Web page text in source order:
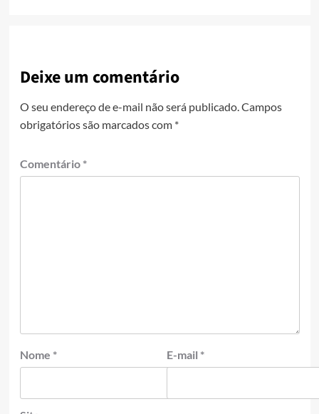
Deixe um comentário
O seu endereço de e-mail não será publicado. Campos
obrigatórios são marcados com *
Comentário *
Nome * E-mail *